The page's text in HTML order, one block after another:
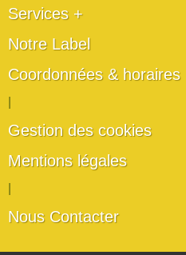
Services +
Notre Label
Coordonnées & horaires
Gestion des cookies
Mentions légales
Nous Contacter